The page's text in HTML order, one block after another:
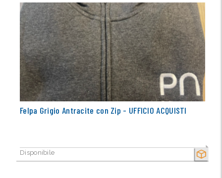
SECCO
Felpa Grigio Antracite con Zip - UFFICIO ACQUISTI
Disponibile